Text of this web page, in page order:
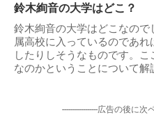
鈴木絢音の大学はどこ？
鈴木絢音の大学はどこなの
属高校に入っているのであ
したりしそうなものです。
なのかということについて解
-----------------広告の後に次